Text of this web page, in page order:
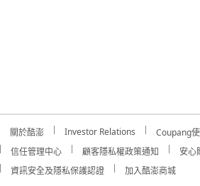
關於酷澎 Investor Relations Coupang
信任管理中心
顧客隱私權政策通知 安心
資訊安全及隱私保護認證
加入酷澎商城